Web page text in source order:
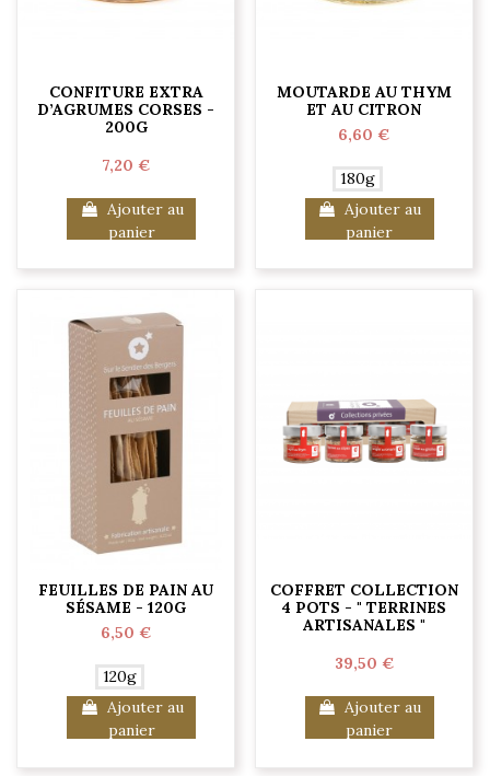
CONFITURE EXTRA
D’AGRUMES CORSES -
200G
7,20 €
Ajouter au
panier
MOUTARDE AU THYM
ET AU CITRON
6,60 €
180g
Ajouter au
panier
FEUILLES DE PAIN AU
SÉSAME - 120G
6,50 €
120g
Ajouter au
panier
COFFRET COLLECTION
4 POTS - " TERRINES
ARTISANALES "
39,50 €
Ajouter au
panier